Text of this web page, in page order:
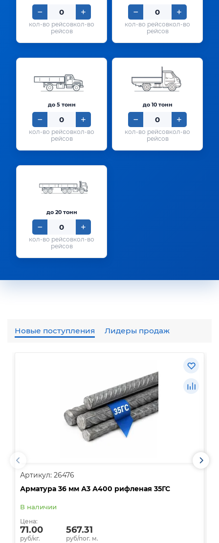
кол-во
рейсов
кол-во
рейсов
до 5 тонн
кол-во
рейсов
до 10 тонн
кол-во
рейсов
до 20 тонн
кол-во
рейсов
Новые поступления Лидеры продаж
Артикул: 26476
Арматура 36 мм А3 А400 рифленая 35ГС
В наличии
Цена:
71.00
руб/кг.
567.31
руб/пог. м.